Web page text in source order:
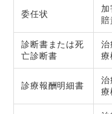
委任状
加
賠
診断書または死
亡診断書
治
療
診療報酬明細書
治
療